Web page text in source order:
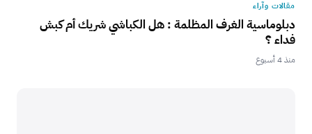
مقالات وآراء
دبلوماسية الغرف المظلمة : هل الكباشي شريك أم كبش
فداء ؟
منذ 4 أسبوع